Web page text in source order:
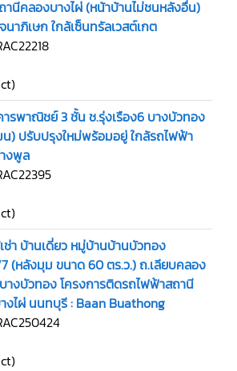
านีคลองบางไผ่ (หน้าบ้านไม่ชนหลังอื่น)
าภิเษก ใกล้เซ็นทรัลเวสต์เกต
ารพาณิชย์ 3 ชั้น ช.รุ่งเรือง6 บางบัวทอง
) ปรับปรุงใหม่พร้อมอยู่ ใกล้รถไฟฟ้า
งพูล
ช่า บ้านเดี่ยว หมู่บ้านบ้านบัวทอง
(หลังมุม ขนาด 60 ตร.ว.) ถ.เลียบคลอง
างบัวทอง โครงการติดรถไฟฟ้าสถานี
งไผ่ นนทบุรี : Baan Buathong